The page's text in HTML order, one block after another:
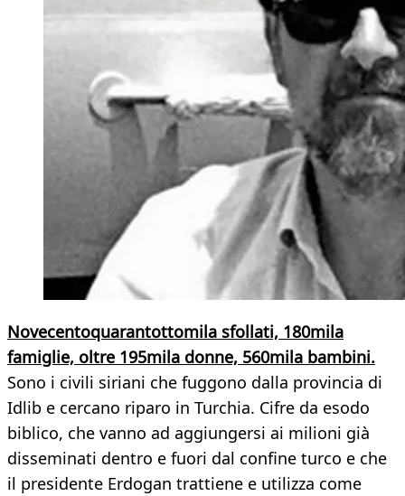
Novecentoquarantottomila sfollati, 180mila
famiglie, oltre 195mila donne, 560mila bambini.
Sono i civili siriani che fuggono dalla provincia di
Idlib e cercano riparo in Turchia. Cifre da esodo
biblico, che vanno ad aggiungersi ai milioni già
disseminati dentro e fuori dal confine turco e che
il presidente Erdogan trattiene e utilizza come